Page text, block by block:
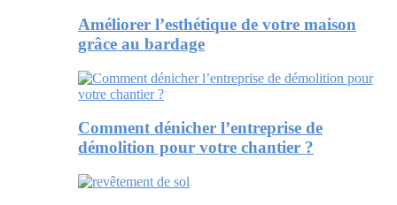
Améliorer l’esthétique de votre maison
grâce au bardage
Comment dénicher l’entreprise de
démolition pour votre chantier ?